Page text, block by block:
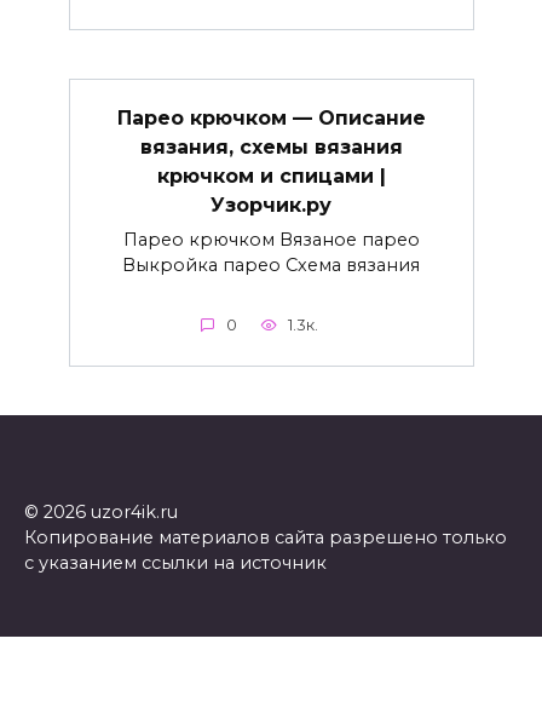
Парео крючком — Описание
вязания, схемы вязания
крючком и спицами |
Узорчик.ру
Парео крючком Вязаное парео
Выкройка парео Схема вязания
0 1.3к.
© 2026 uzor4ik.ru
Копирование материалов сайта разрешено только
с указанием ссылки на источник